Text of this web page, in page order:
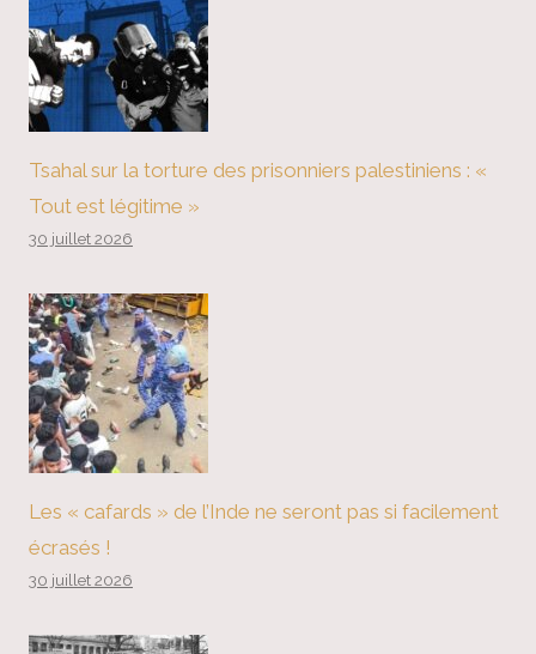
Tsahal sur la torture des prisonniers palestiniens : «
Tout est légitime »
30 juillet 2026
Les « cafards » de l’Inde ne seront pas si facilement
écrasés !
30 juillet 2026